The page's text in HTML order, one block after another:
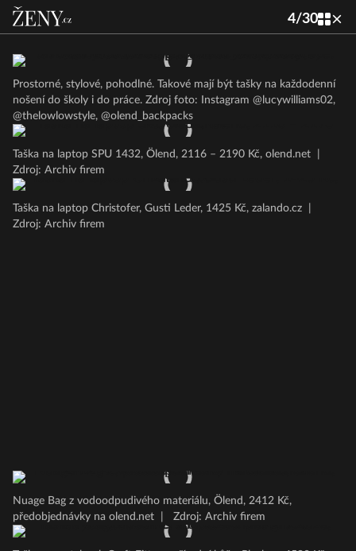
4/30
Prostorné, stylové, pohodlné. Takové mají být tašky na každodenní
nošení do školy i do práce. Zdroj foto: Instagram @lucywilliams02,
@thelowlowstyle, @olend_backpacks
Taška na laptop SPU 1432, Ölend, 2116 – 2190 Kč, olend.net
Zdroj: Archiv firem
Taška na laptop Christofer, Gusti Leder, 1425 Kč, zalando.cz
Zdroj: Archiv firem
Nuage Bag z vodoodpudivého materiálu, Ölend, 2412 Kč,
předobjednávky na olend.net
Zdroj: Archiv firem